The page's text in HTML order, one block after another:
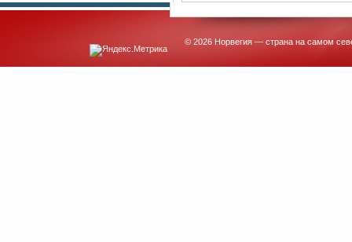
© 2026 Норвегия — страна на самом